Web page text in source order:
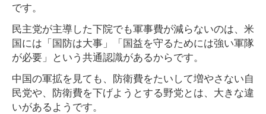
です。
民主党が主導した下院でも軍事費が減らないのは、米
国には「国防は大事」「国益を守るためには強い軍隊
が必要」という共通認識があるからです。
中国の軍拡を見ても、防衛費をたいして増やさない自
民党や、防衛費を下げようとする野党とは、大きな違
いがあるようです。